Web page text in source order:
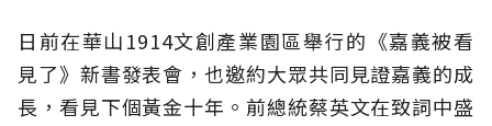
日前在華山1914文創產業園區舉行的《嘉義被看
見了》新書發表會，也邀約大眾共同見證嘉義的成
長，看見下個黃金十年。前總統蔡英文在致詞中盛